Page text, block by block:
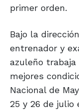
primer orden.
Bajo la
entrenador y
azuleño
mejores
Nacional de
25 y 26 de julio